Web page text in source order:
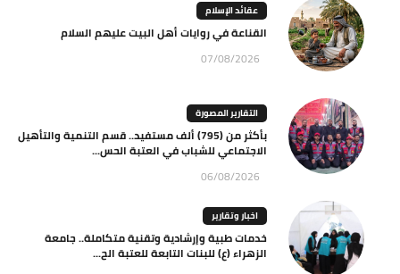
عقائد الإسلام
القناعة في روايات أهل البيت عليهم السلام
07/08/2026
التقارير المصورة
بأكثر من (795) ألف مستفيد.. قسم التنمية والتأهيل
الاجتماعي للشباب في العتبة الحس...
06/08/2026
اخبار وتقارير
خدمات طبية وإرشادية وتقنية متكاملة.. جامعة
الزهراء (ع) للبنات التابعة للعتبة الح...